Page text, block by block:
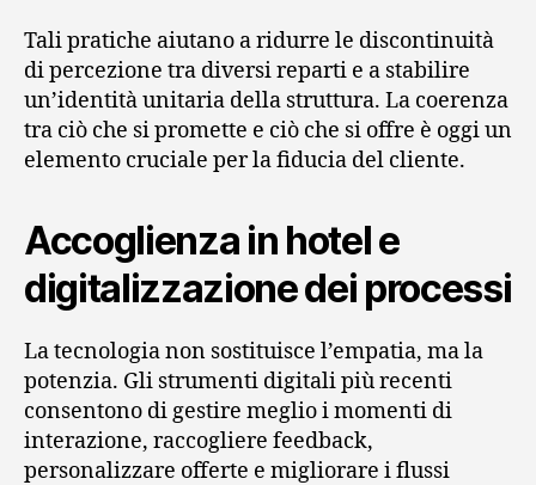
Tali pratiche aiutano a ridurre le discontinuità
di percezione tra diversi reparti e a stabilire
un’identità unitaria della struttura. La coerenza
tra ciò che si promette e ciò che si offre è oggi un
elemento cruciale per la fiducia del cliente.
Accoglienza in hotel e
digitalizzazione dei processi
La tecnologia non sostituisce l’empatia, ma la
potenzia. Gli strumenti digitali più recenti
consentono di gestire meglio i momenti di
interazione, raccogliere feedback,
personalizzare offerte e migliorare i flussi